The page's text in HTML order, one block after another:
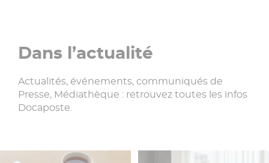
Dans l’actualité
Actualités, événements, communiqués de
Presse, Médiathèque : retrouvez toutes les infos
Docaposte.